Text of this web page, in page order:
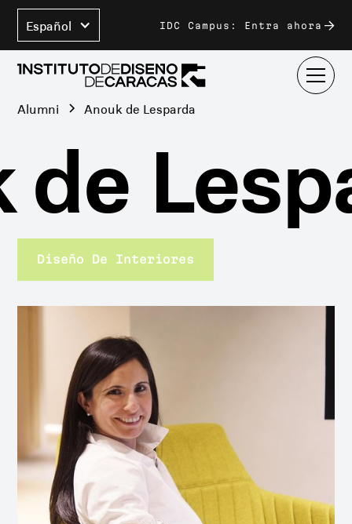
Español IDC Campus: Entra ahora
Alumni Anouk de Lesparda
Diseño De Interiores